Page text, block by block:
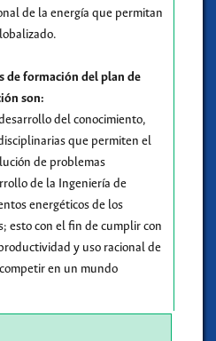
de la energía que permitan
de formación del plan de
son:
del conocimiento,
que permiten el
de problemas
de la Ingeniería de
energéticos de los
esto con el fin de cumplir con
y uso racional de
en un mundo